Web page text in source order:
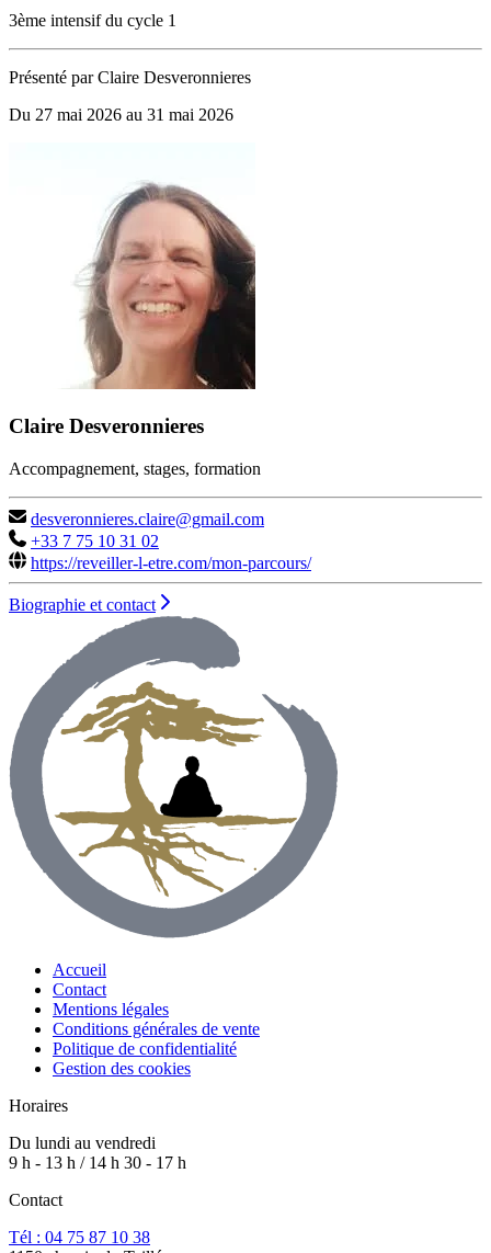
3ème intensif du cycle 1
Présenté par Claire Desveronnieres
Du 27 mai 2026 au 31 mai 2026
Claire Desveronnieres
Accompagnement, stages, formation
desveronnieres.claire@gmail.com
+33 7 75 10 31 02
https://reveiller-l-etre.com/mon-parcours/
Biographie et contact
Accueil
Contact
Mentions légales
Conditions générales de vente
Politique de confidentialité
Gestion des cookies
Horaires
Du lundi au vendredi
9 h - 13 h / 14 h 30 - 17 h
Contact
Tél : 04 75 87 10 38